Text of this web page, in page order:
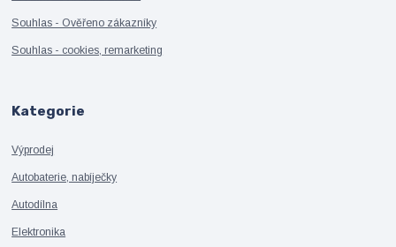
Souhlas - Ověřeno zákazníky
Souhlas - cookies, remarketing
Kategorie
Výprodej
Autobaterie, nabíječky
Autodílna
Elektronika